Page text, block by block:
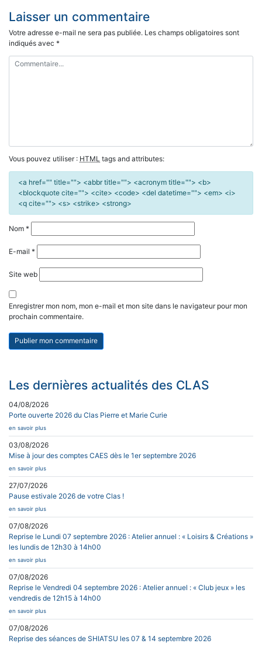
Laisser un commentaire
Votre adresse e-mail ne sera pas publiée. Les champs obligatoires sont
indiqués avec *
Vous pouvez utiliser : HTML tags and attributes:
<a href="" title=""> <abbr title=""> <acronym title=""> <b>
<blockquote cite=""> <cite> <code> <del datetime=""> <em> <i>
<q cite=""> <s> <strike> <strong>
Nom *
E-mail *
Site web
Enregistrer mon nom, mon e-mail et mon site dans le navigateur pour mon
prochain commentaire.
Les dernières actualités des CLAS
04/08/2026
Porte ouverte 2026 du Clas Pierre et Marie Curie
en savoir plus
03/08/2026
Mise à jour des comptes CAES dès le 1er septembre 2026
en savoir plus
27/07/2026
Pause estivale 2026 de votre Clas !
en savoir plus
07/08/2026
Reprise le Lundi 07 septembre 2026 : Atelier annuel : « Loisirs & Créations »
les lundis de 12h30 à 14h00
en savoir plus
07/08/2026
Reprise le Vendredi 04 septembre 2026 : Atelier annuel : « Club jeux » les
vendredis de 12h15 à 14h00
en savoir plus
07/08/2026
Reprise des séances de SHIATSU les 07 & 14 septembre 2026